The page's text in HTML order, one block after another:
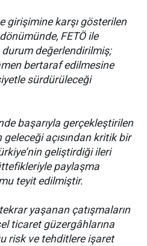
girişimine karşı gösterilen
FETÖ ile
değerlendirilmiş;
bertaraf edilmesine
sürdürüleceği
başarıyla gerçekleştirilen
geleceği açısından kritik bir
geliştirdiği ileri
paylaşma
teyit edilmiştir.
yaşanan çatışmaların
ticaret güzergâhlarına
risk ve tehditlere işaret